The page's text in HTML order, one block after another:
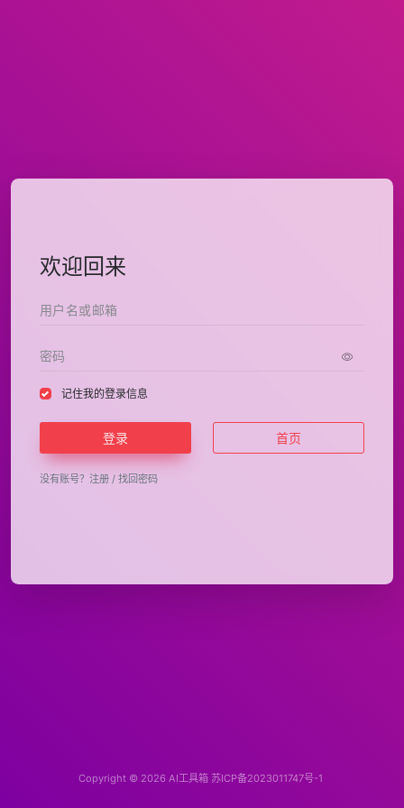
欢迎回来
记住我的登录信息
登录 首页
没有账号？ 注册 / 找回密码
Copyright © 2026 AI工具箱 苏ICP备2023011747号-1